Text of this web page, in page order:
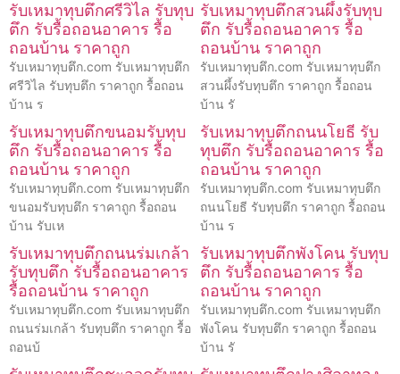
รับเหมาทุบตึกศรีวิไล รับทุบ
ตึก รับรื้อถอนอาคาร รื้อ
ถอนบ้าน ราคาถูก
รับเหมาทุบตึก.com รับเหมาทุบตึก
ศรีวิไล รับทุบตึก ราคาถูก รื้อถอน
บ้าน ร
รับเหมาทุบตึกสวนผึ้งรับทุบ
ตึก รับรื้อถอนอาคาร รื้อ
ถอนบ้าน ราคาถูก
รับเหมาทุบตึก.com รับเหมาทุบตึก
สวนผึ้งรับทุบตึก ราคาถูก รื้อถอน
บ้าน รั
รับเหมาทุบตึกขนอมรับทุบ
ตึก รับรื้อถอนอาคาร รื้อ
ถอนบ้าน ราคาถูก
รับเหมาทุบตึก.com รับเหมาทุบตึก
ขนอมรับทุบตึก ราคาถูก รื้อถอน
บ้าน รับเห
รับเหมาทุบตึกถนนโยธี รับ
ทุบตึก รับรื้อถอนอาคาร รื้อ
ถอนบ้าน ราคาถูก
รับเหมาทุบตึก.com รับเหมาทุบตึก
ถนนโยธี รับทุบตึก ราคาถูก รื้อถอน
บ้าน ร
รับเหมาทุบตึกถนนร่มเกล้า
รับทุบตึก รับรื้อถอนอาคาร
รื้อถอนบ้าน ราคาถูก
รับเหมาทุบตึก.com รับเหมาทุบตึก
ถนนร่มเกล้า รับทุบตึก ราคาถูก รื้อ
ถอนบ้
รับเหมาทุบตึกพังโคน รับทุบ
ตึก รับรื้อถอนอาคาร รื้อ
ถอนบ้าน ราคาถูก
รับเหมาทุบตึก.com รับเหมาทุบตึก
พังโคน รับทุบตึก ราคาถูก รื้อถอน
บ้าน รั